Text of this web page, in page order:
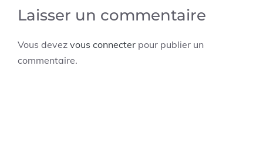
Laisser un commentaire
Vous devez vous connecter pour publier un
commentaire.